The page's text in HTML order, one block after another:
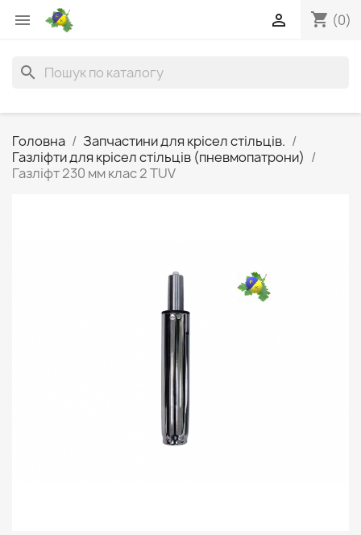
 shopping_cart (0)

search
Головна
Запчастини для крісел стільців.
Газліфти для крісел стільців (пневмопатрони)
Газліфт 230 мм клас 2 TUV